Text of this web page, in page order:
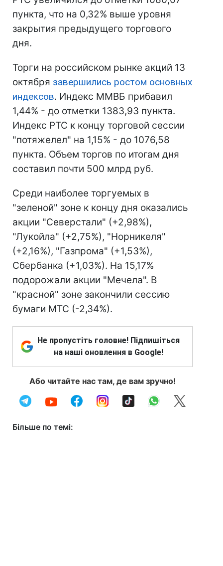
пункта, что на 0,32% выше уровня
закрытия предыдущего торгового
дня.
Торги на российском рынке акций 13
октября завершились ростом основных
индексов. Индекс ММВБ прибавил
1,44% - до отметки 1383,93 пункта.
Индекс РТС к концу торговой сессии
"потяжелел" на 1,15% - до 1076,58
пункта. Объем торгов по итогам дня
составил почти 500 млрд руб.
Среди наиболее торгуемых в
"зеленой" зоне к концу дня оказались
акции "Северстали" (+2,98%),
"Лукойла" (+2,75%), "Норникеля"
(+2,16%), "Газпрома" (+1,53%),
Сбербанка (+1,03%). На 15,17%
подорожали акции "Мечела". В
"красной" зоне закончили сессию
бумаги МТС (-2,34%).
Не пропустіть головне! Підпишіться
на наші оновлення в Google!
Або читайте нас там, де вам зручно!
Більше по темі: